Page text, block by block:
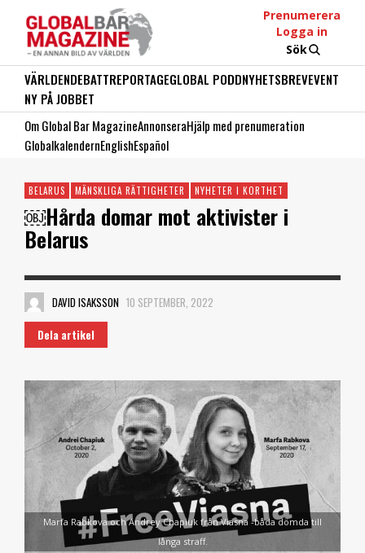
Prenumerera
Logga in
Sök
VÄRLDENDEBATTREPORTAGEGLOBAL PODDNYHETSBREVEVENT
NY PÅ JOBBET
Om Global Bar MagazineAnnonseraHjälp med prenumeration
GlobalkalendernEnglishEspañol
BELARUS MÄNSKLIGA RÄTTIGHETER NYHETER I KORTHET
￼Hårda domar mot aktivister i
Belarus
DAVID ISAKSSON 10 SEPTEMBER, 2022
Dela artikel
Marfa Rabkova och Andrey Chapiuk från Viasna -båda dömda till
långa straff.